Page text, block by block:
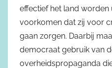
effectief het land
voorkomen dat zij voor
gaan zorgen. Daarbij
democraat gebruik van
overheidspropaganda